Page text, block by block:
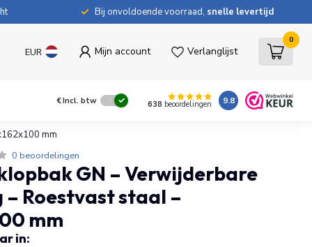
Bij onvoldoende voorraad, snelle levertijd
EUR Mijn account Verlanglijst
0
€Incl. btw 638 beoordelingen 9.8
mm
0 beoordelingen
GN – Verwijderbare
Roestvast staal –
mm
in: